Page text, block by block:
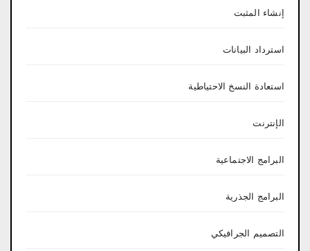
إنشاء المثبت
استرداد البيانات
استعادة النسخ الاحتياطية
الإنترنت
البرامج الاجتماعية
البرامج الجذرية
التصميم الجرافيكي